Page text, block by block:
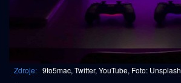
Zdroje: 9to5mac, Twitter, YouTube, Foto: Unsplash